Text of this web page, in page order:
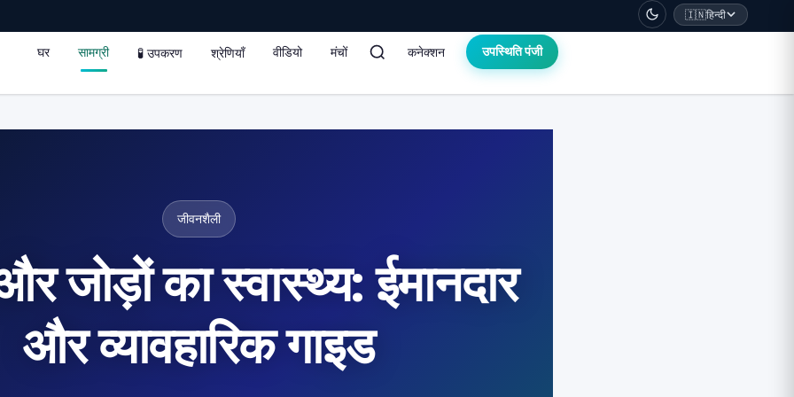
🇮🇳हिन्दी
घर सामग्री 🧪 उपकरण श्रेणियाँ वीडियो मंचों कनेक्शन उपस्थिति पंजी
जीवनशैली
जोड़ों का स्वास्थ्य: ईमानदार
और व्यावहारिक गाइड